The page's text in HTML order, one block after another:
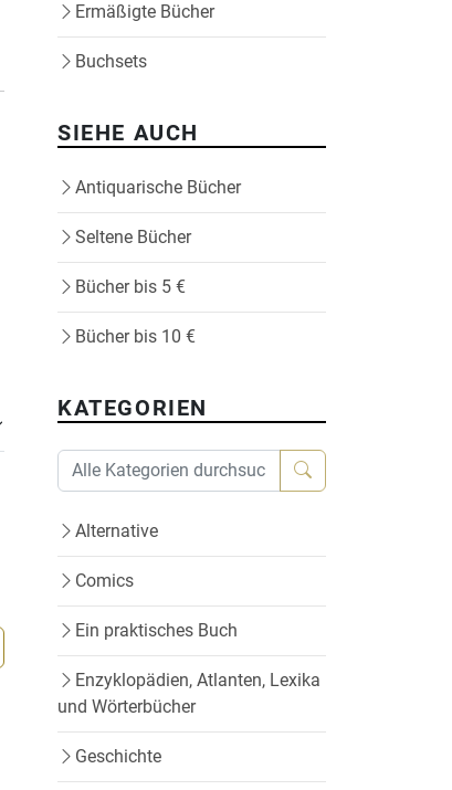
Ermäßigte Bücher
Buchsets
SIEHE AUCH
Antiquarische Bücher
Seltene Bücher
Bücher bis 5 €
Bücher bis 10 €
KATEGORIEN
Alternative
Comics
Ein praktisches Buch
Enzyklopädien, Atlanten, Lexika
und Wörterbücher
Geschichte